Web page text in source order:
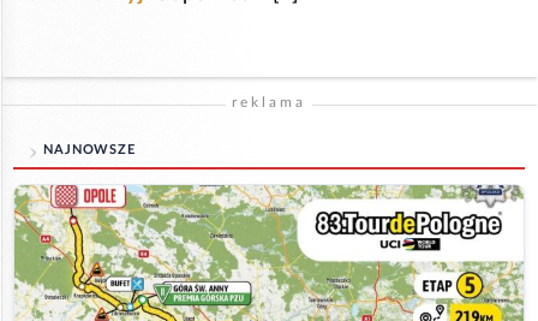
reklama
NAJNOWSZE